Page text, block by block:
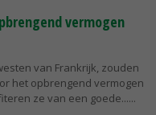
vermogen
van Frankrijk, zouden
het opbrengend vermogen
ze van een goede...